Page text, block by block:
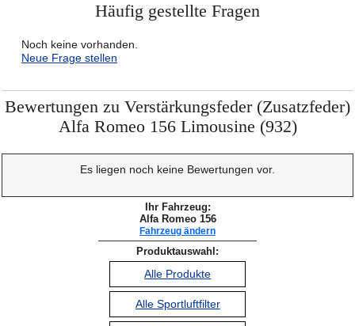
Häufig gestellte Fragen
Noch keine vorhanden.
Neue Frage stellen
Bewertungen zu Verstärkungsfeder (Zusatzfeder)
Alfa Romeo 156 Limousine (932)
Es liegen noch keine Bewertungen vor.
Ihr Fahrzeug:
Alfa Romeo 156
Fahrzeug ändern
Produktauswahl:
Alle Produkte
Alle Sportluftfilter